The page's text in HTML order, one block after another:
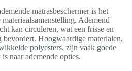
matrasbeschermer is het
Ademend
kan circuleren, wat een frisse en
bevordert. Hoogwaardige materialen,
polyesters, zijn vaak goede
naar ademende opties.